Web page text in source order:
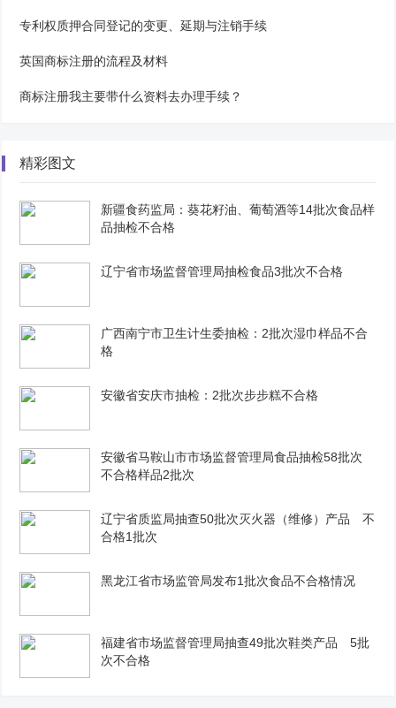
专利权质押合同登记的变更、延期与注销手续
英国商标注册的流程及材料
商标注册我主要带什么资料去办理手续？
精彩图文
新疆食药监局：葵花籽油、葡萄酒等14批次食品样
品抽检不合格
辽宁省市场监督管理局抽检食品3批次不合格
广西南宁市卫生计生委抽检：2批次湿巾样品不合
格
安徽省安庆市抽检：2批次步步糕不合格
安徽省马鞍山市市场监督管理局食品抽检58批次
不合格样品2批次
辽宁省质监局抽查50批次灭火器（维修）产品 不
合格1批次
黑龙江省市场监管局发布1批次食品不合格情况
福建省市场监督管理局抽查49批次鞋类产品 5批
次不合格